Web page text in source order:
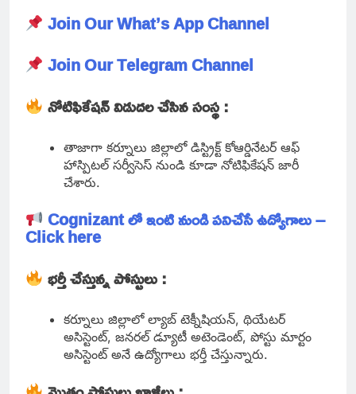
Join Our What’s App Channel
Join Our Telegram Channel
నోటిఫికేషన్ విడుదల చేసిన సంస్థ :
తాజాగా కర్నూలు జిల్లాలో డిస్ట్రిక్ట్ కోఆర్డినేటర్ ఆఫ్
హాస్పిటల్ సర్వీసెస్ నుండి కూడా నోటిఫికేషన్ జారీ
చేశారు.
Cognizant లో ఇంటి నుండి పనిచేసే ఉద్యోగాలు –
Click here
భర్తీ చేస్తున్న పోస్టులు :
కర్నూలు జిల్లాలో ల్యాబ్ టెక్నీషియన్, థియేటర్
అసిస్టెంట్, జనరల్ డ్యూటీ అటెండెంట్, పోస్టు మార్టం
అసిస్టెంట్ అనే ఉద్యోగాలు భర్తీ చేస్తున్నారు.